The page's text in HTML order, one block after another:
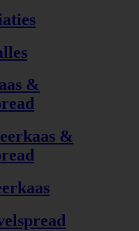
&
&